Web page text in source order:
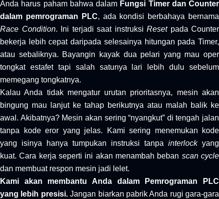
Anda harus paham bahwa dalam Fungsi Timer dan Counter
dalam pemrograman PLC, ada kondisi berbahaya bernama
Race Condition. Ini terjadi saat instruksi Resetpada Counter
bekerja lebih cepat daripada selesainya hitungan pada Timer,
atau sebaliknya. Bayangin kayak dua pelari yang mau oper
tongkat estafet tapi salah satunya lari lebih dulu sebelum
memegang tongkatnya.
Kalau Anda tidak mengatur urutan prioritasnya, mesin akan
bingung mau lanjut ke tahap berikutnya atau malah balik ke
awal. Akibatnya? Mesin akan sering “nyangkut” di tengah jalan
tanpa kode eror yang jelas. Kami sering menemukan kode
yang isinya hanya tumpukan instruksi tanpa interlockyang
kuat. Cara kerja seperti ini akan menambah beban scan cycle
dan membuat respon mesin jadi lelet.
Kami akan membantu Anda dalam Pemrograman PLC
yang lebih presisi.Jangan biarkan pabrik Anda rugi gara-gara